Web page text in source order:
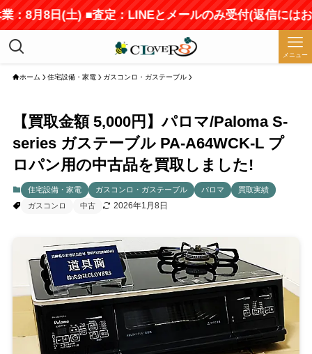
：8月8日(土) ■査定：LINEとメールのみ受付(返信にはお
メニュー
ホーム 住宅設備・家電 ガスコンロ・ガステーブル
【買取金額 5,000円】パロマ/Paloma S-
series ガステーブル PA-A64WCK-L プ
ロパン用の中古品を買取しました!
住宅設備・家電 ガスコンロ・ガステーブル パロマ
買取実績
ガスコンロ
中古 2026年1月8日